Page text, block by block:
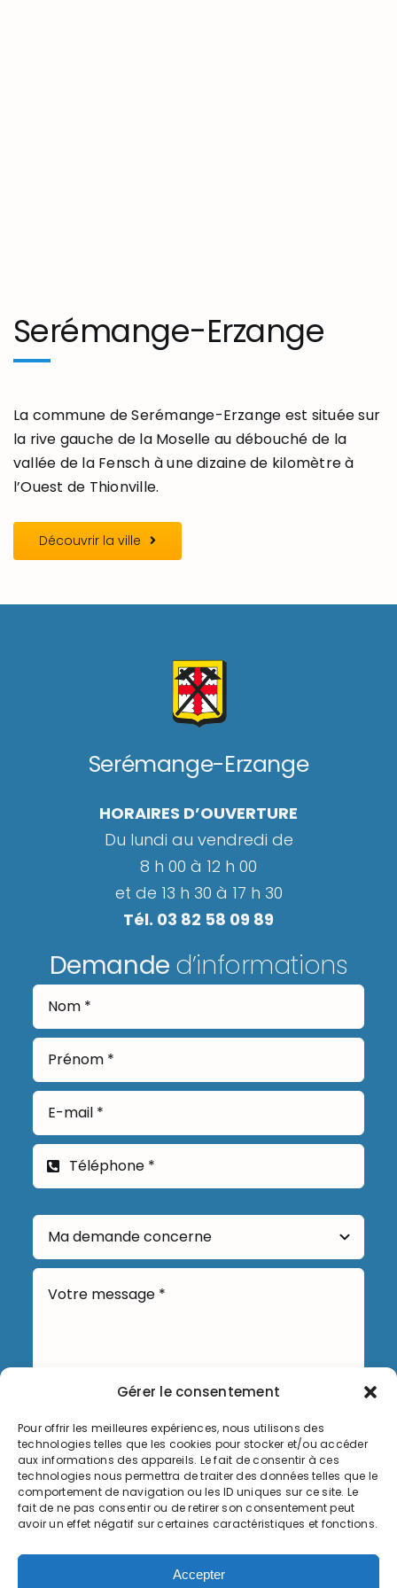
Gérer le consentement
Pour offrir les meilleures expériences, nous utilisons des
technologies telles que les cookies pour stocker et/ou accéder
aux informations des appareils. Le fait de consentir à ces
technologies nous permettra de traiter des données telles que le
comportement de navigation ou les ID uniques sur ce site. Le
fait de ne pas consentir ou de retirer son consentement peut
avoir un effet négatif sur certaines caractéristiques et fonctions.
Accepter
Serémange-Erzange
La commune de Serémange-Erzange est située sur
la rive gauche de la Moselle au débouché de la
vallée de la Fensch à une dizaine de kilomètre à
l’Ouest de Thionville.
Découvrir la ville
Serémange-Erzange
HORAIRES D’OUVERTURE
Du lundi au vendredi de
8 h 00 à 12 h 00
et de 13 h 30 à 17 h 30
Tél. 03 82 58 09 89
Demande d’informations
Envoyer
Informations légales
Politique de cookies (UE)